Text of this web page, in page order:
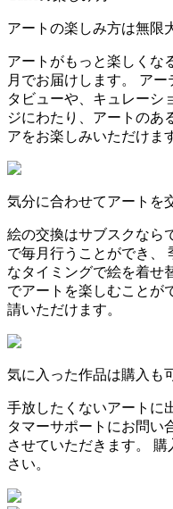
アートの楽しみ方は無限
アートがもっと楽しくな
月でお届けします。 ア
タビューや、キュレーシ
ジにわたり、アートのあ
アをお楽しみいただけま
気分に合わせてアートを
絵の交換はサブスクなら
で毎月行うことができ、
なタイミングで絵を着せ
でアートを楽しむことが
請いただけます。
気に入った作品は購入も
手放したくないアートに
タマーサポートにお問い
させていただきます。
さい。